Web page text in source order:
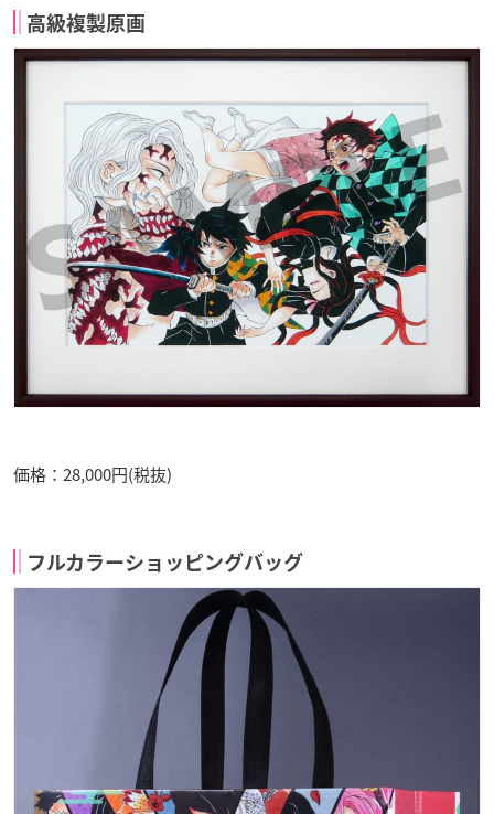
高級複製原画
価格：28,000円(税抜)
フルカラーショッピングバッグ